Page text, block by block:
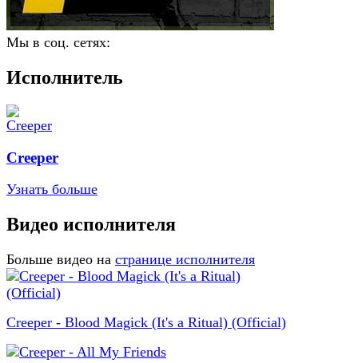
Мы в соц. сетях:
Исполнитель
Creeper
Узнать больше
Видео исполнителя
Больше видео на странице исполнителя
Creeper - Blood Magick (It's a Ritual) (Official)